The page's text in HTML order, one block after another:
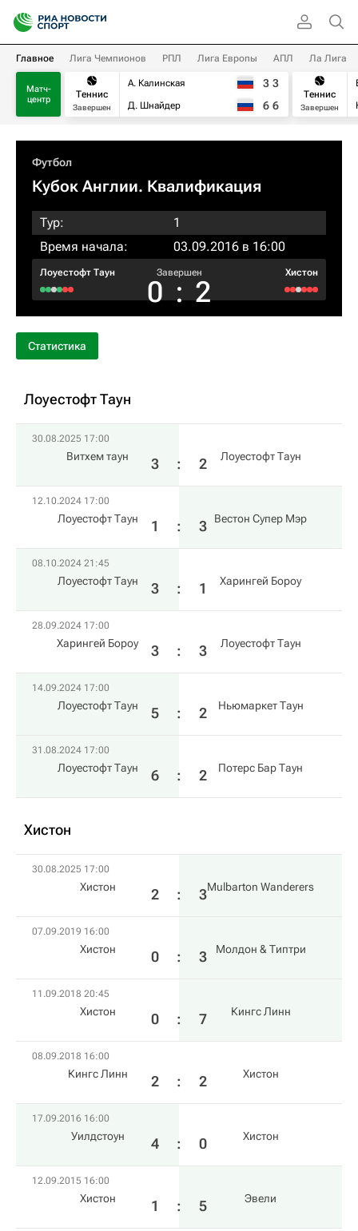
Главное Лига Чемпионов РПЛ Лига Европы АПЛ Ла Лига
Матч-
центр
Теннис
Завершен
А. Калинская
Д. Шнайдер
3 3
6 6
Теннис
Завершен
Футбол
Кубок Англии. Квалификация
Тур:
1
Время начала:
03.09.2016 в 16:00
Лоуестофт Таун Завершен
0 : 2
Хистон
Статистика
Лоуестофт Таун
30.08.2025 17:00
Витхем таун 3 : 2 Лоуестофт Таун
12.10.2024 17:00
Лоуестофт Таун 1 : 3 Вестон Супер Мэр
08.10.2024 21:45
Лоуестофт Таун 3 : 1 Харингей Бороу
28.09.2024 17:00
Харингей Бороу 3 : 3 Лоуестофт Таун
14.09.2024 17:00
Лоуестофт Таун 5 : 2 Ньюмаркет Таун
31.08.2024 17:00
Лоуестофт Таун 6 : 2 Потерс Бар Таун
Хистон
30.08.2025 17:00
Хистон 2 : 3Mulbarton Wanderers
07.09.2019 16:00
Хистон 0 : 3 Молдон & Типтри
11.09.2018 20:45
Хистон 0 : 7 Кингс Линн
08.09.2018 16:00
Кингс Линн 2 : 2 Хистон
17.09.2016 16:00
Уилдстоун 4 : 0 Хистон
12.09.2015 16:00
Хистон 1 : 5 Эвели